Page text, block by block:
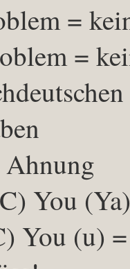
=
=
You
You (u)